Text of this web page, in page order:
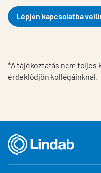
Lépjen kapcsolatba
*A tájékoztatás nem teljes
érdeklődjön kollégáinknál.